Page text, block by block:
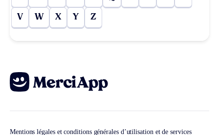
V W X Y Z
Mentions légales et conditions générales d’utilisation et de services